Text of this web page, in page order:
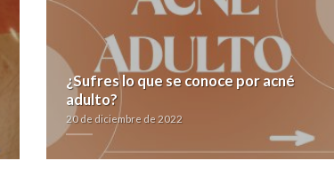
¿Sufres lo que se conoce por acné
adulto?
20 de diciembre de 2022